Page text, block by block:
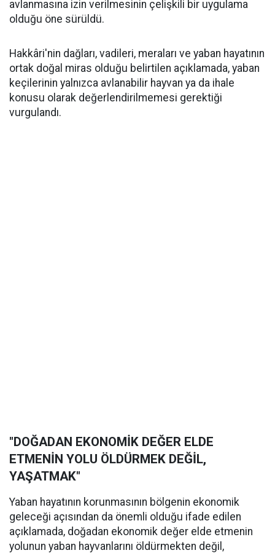
avlanmasına izin verilmesinin çelişkili bir uygulama
olduğu öne sürüldü.
Hakkâri'nin dağları, vadileri, meraları ve yaban hayatının
ortak doğal miras olduğu belirtilen açıklamada, yaban
keçilerinin yalnızca avlanabilir hayvan ya da ihale
konusu olarak değerlendirilmemesi gerektiği
vurgulandı.
"DOĞADAN EKONOMİK DEĞER ELDE
ETMENİN YOLU ÖLDÜRMEK DEĞİL,
YAŞATMAK"
Yaban hayatının korunmasının bölgenin ekonomik
geleceği açısından da önemli olduğu ifade edilen
açıklamada, doğadan ekonomik değer elde etmenin
yolunun yaban hayvanlarını öldürmekten değil,